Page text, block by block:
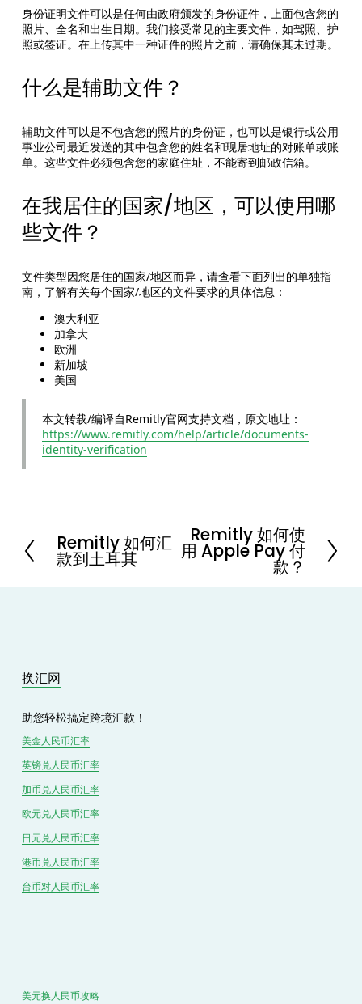
身份证明文件可以是任何由政府颁发的身份证件，上面包含您的
照片、全名和出生日期。我们接受常见的主要文件，如驾照、护
照或签证。在上传其中一种证件的照片之前，请确保其未过期。
什么是辅助文件？
辅助文件可以是不包含您的照片的身份证，也可以是银行或公用
事业公司最近发送的其中包含您的姓名和现居地址的对账单或账
单。这些文件必须包含您的家庭住址，不能寄到邮政信箱。
在我居住的国家/地区，可以使用哪
些文件？
文件类型因您居住的国家/地区而异，请查看下面列出的单独指
南，了解有关每个国家/地区的文件要求的具体信息：
澳大利亚
加拿大
欧洲
新加坡
美国
本文转载/编译自Remitly官网支持文档，原文地址：
https://www.remitly.com/help/article/documents-
identity-verification
P
r
Remitly 如何汇
款到土耳其
e
Remitly 如何使
用 Apple Pay 付
款？
换汇网
助您轻松搞定跨境汇款！
美金人民币汇率
英镑兑人民币汇率
加币兑人民币汇率
欧元兑人民币汇率
日元兑人民币汇率
港币兑人民币汇率
台币对人民币汇率
美元换人民币攻略